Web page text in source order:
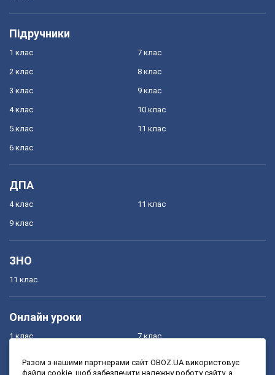
Підручники
1 клас
2 клас
3 клас
4 клас
5 клас
6 клас
7 клас
8 клас
9 клас
10 клас
11 клас
ДПА
4 клас
9 клас
11 клас
ЗНО
11 клас
Онлайн уроки
1 клас 7 клас
Разом з нашими партнерами сайт OBOZ.UA використовує
файли cookie, щоб забезпечити належну роботу сайту, а